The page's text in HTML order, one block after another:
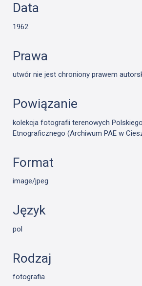
Data
1962
Prawa
utwór nie jest chroniony prawem
Powiązanie
kolekcja fotografii terenowych
Etnograficznego (Archiwum PAE w
Format
image/jpeg
Język
pol
Rodzaj
fotografia